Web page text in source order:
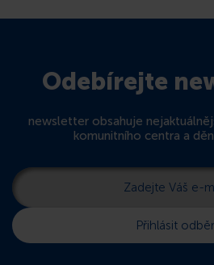
Odebírejte
newsletter obsahuje
komunitního centra a